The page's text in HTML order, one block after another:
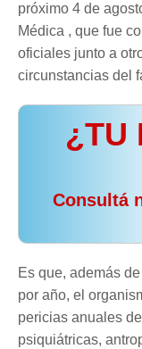
próximo 4 de
Médica , que fue
oficiales junto a
circunstancias del
¿TU
Consultá
Es que, además
por año, el
pericias anuales
psiquiátricas,